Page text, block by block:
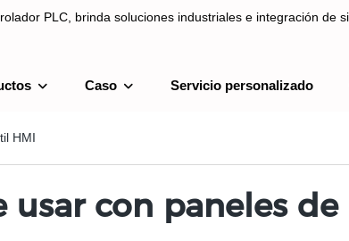
PLC, brinda soluciones industriales e integración de
Caso Servicio personalizado
HMI
usar con paneles